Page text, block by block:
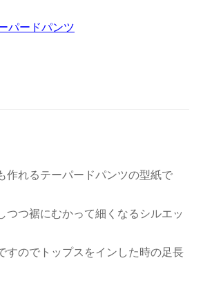
パードパンツ
作れるテーパードパンツの型紙で
つつ裾にむかって細くなるシルエッ
すのでトップスをインした時の足長